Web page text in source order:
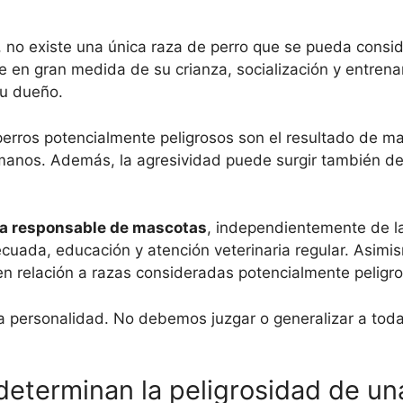
existe una única raza de perro que se pueda
gran medida de su crianza, socialización y
dueño.
potencialmente peligrosos son el resultado de
Además, la agresividad puede surgir también
responsable de mascotas, independientemente de
educación y atención veterinaria regular.
relación a razas consideradas potencialmente
No debemos juzgar o generalizar a
la peligrosidad de